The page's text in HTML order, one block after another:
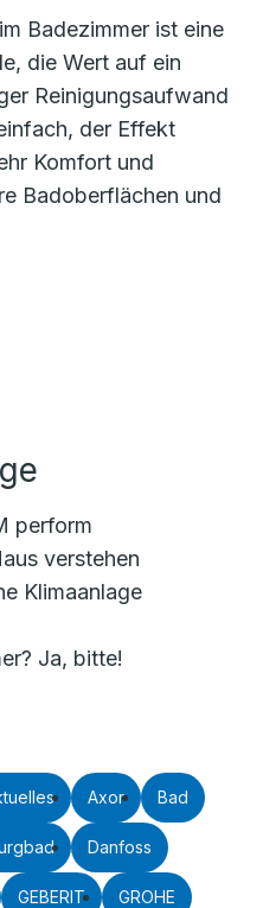
Badezimmer ist eine
die Wert auf ein
Reinigungsaufwand
der Effekt
Komfort und
Badoberflächen und
perform
verstehen
Klimaanlage
Ja, bitte!
Axor Bad
Danfoss
GEBERIT GROHE